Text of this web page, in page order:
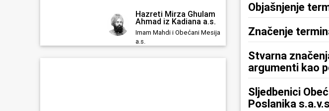
Hazreti Mirza Ghulam
Ahmad iz Kadiana a.s.
Imam Mahdi i Obećani Mesija
a.s.
Objašnjenje
Značenje
Stvarna
argumenti kao
Sljedbenici
Poslanika